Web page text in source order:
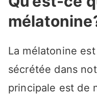
La mélatonine
sécrétée dans
principale est de